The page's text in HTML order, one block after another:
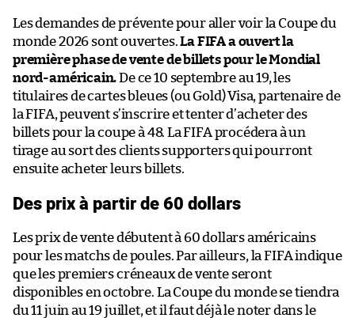
Les demandes de prévente pour aller voir la Coupe du
monde 2026 sont ouvertes.La FIFA a ouvert la
première phase de vente de billets pour le Mondial
nord-américain.De ce 10 septembre au 19, les
titulaires de cartes bleues (ou Gold) Visa, partenaire de
la FIFA, peuvent s’inscrire et tenter d’acheter des
billets pour la coupe à 48. La FIFA procédera à un
tirage au sort des clients supporters qui pourront
ensuite acheter leurs billets.
Des prix à partir de 60 dollars
Les prix de vente débutent à 60 dollars américains
pour les matchs de poules. Par ailleurs, la FIFA indique
que les premiers créneaux de vente seront
disponibles en octobre. La Coupe du monde se tiendra
du 11 juin au 19 juillet, et il faut déjà le noter dans le